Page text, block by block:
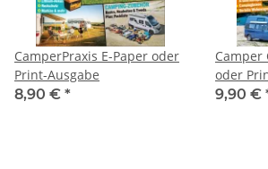
CamperPraxis E-Paper oder
Print-Ausgabe
8,90 € *
Camper
oder
9,90 €